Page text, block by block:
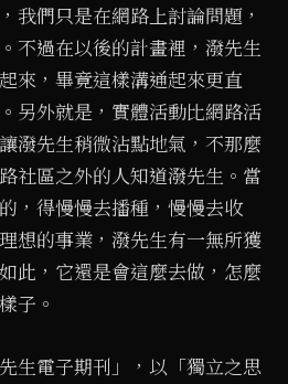
我們只是在網路上討論問題，
不過在以後的計畫裡，潑先生
來，畢竟這樣溝通起來更直
另外就是，實體活動比網路活
潑先生稍微沾點地氣，不那麼
社區之外的人知道潑先生。當
，得慢慢去播種，慢慢去收
想的事業，潑先生有一無所獲
此，它還是會這麼去做，怎麼
子。
生電子期刊」，以「獨立之思